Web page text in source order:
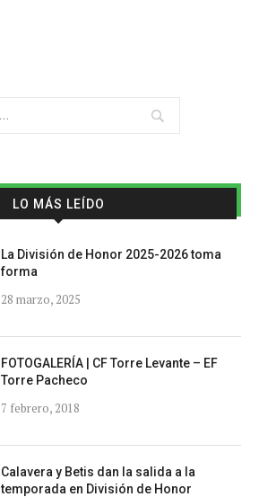
LO MÁS LEÍDO
La División de Honor 2025-2026 toma
forma
28 marzo, 2025
FOTOGALERÍA | CF Torre Levante – EF
Torre Pacheco
7 febrero, 2018
Calavera y Betis dan la salida a la
temporada en División de Honor